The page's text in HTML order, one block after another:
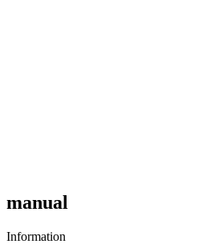
manual
Information